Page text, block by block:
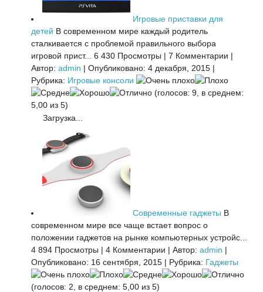
Игровые приставки для
детей В современном мире каждый родитель
сталкивается с проблемой правильного выбора
игровой прист...
6 430 Просмотры | 7 Комментарии |
Автор: admin | Опубликовано: 4 декабря, 2015 |
Рубрика: Игровые консоли
(голосов: 9, в среднем:
5,00 из 5)
Загрузка...
Современные гаджеты В
современном мире все чаще встает вопрос о
положении гаджетов на рынке компьютерных устройс...
4 894 Просмотры | 4 Комментарии | Автор: admin |
Опубликовано: 16 сентября, 2015 | Рубрика: Гаджеты
(голосов: 2, в среднем: 5,00 из 5)